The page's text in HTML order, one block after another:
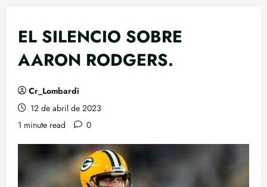
EL SILENCIO SOBRE
AARON RODGERS.
Cr_Lombardi
12 de abril de 2023
1 minute read
0